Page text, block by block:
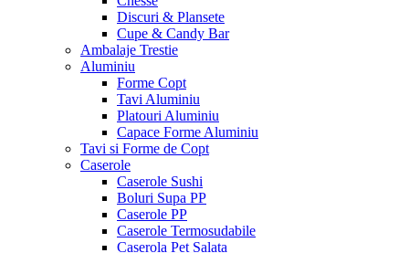
Discuri & Plansete
Cupe & Candy Bar
Ambalaje Trestie
Aluminiu
Forme Copt
Tavi Aluminiu
Platouri Aluminiu
Capace Forme Aluminiu
Tavi si Forme de Copt
Caserole
Caserole Sushi
Boluri Supa PP
Caserole PP
Caserole Termosudabile
Caserola Pet Salata